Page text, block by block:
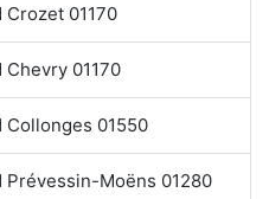
01170
01170
01550
Moëns 01280